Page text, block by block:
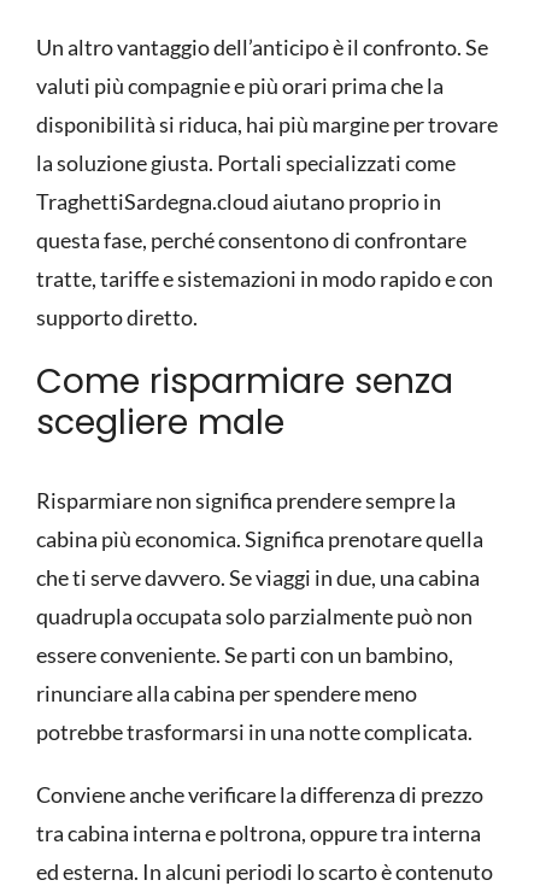
Un altro vantaggio dell’anticipo è il confronto. Se
valuti più compagnie e più orari prima che la
disponibilità si riduca, hai più margine per trovare
la soluzione giusta. Portali specializzati come
TraghettiSardegna.cloud aiutano proprio in
questa fase, perché consentono di confrontare
tratte, tariffe e sistemazioni in modo rapido e con
supporto diretto.
Come risparmiare senza
scegliere male
Risparmiare non significa prendere sempre la
cabina più economica. Significa prenotare quella
che ti serve davvero. Se viaggi in due, una cabina
quadrupla occupata solo parzialmente può non
essere conveniente. Se parti con un bambino,
rinunciare alla cabina per spendere meno
potrebbe trasformarsi in una notte complicata.
Conviene anche verificare la differenza di prezzo
tra cabina interna e poltrona, oppure tra interna
ed esterna. In alcuni periodi lo scarto è contenuto